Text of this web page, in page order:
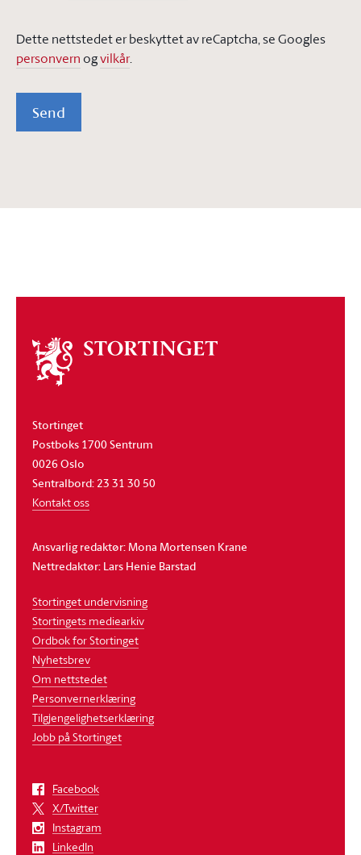
Dette nettstedet er beskyttet av reCaptcha, se Googles
personvern ogvilkår.
Send
Om
stortinget
Stortinget
Postboks 1700 Sentrum
0026 Oslo
Sentralbord: 23 31 30 50
Kontakt oss
Ansvarlig redaktør: Mona Mortensen Krane
Nettredaktør: Lars Henie Barstad
Stortinget undervisning
Stortingets mediearkiv
Ordbok for Stortinget
Nyhetsbrev
Om nettstedet
Personvernerklæring
Tilgjengelighetserklæring
Jobb på Stortinget
Facebook
X/Twitter
Instagram
LinkedIn